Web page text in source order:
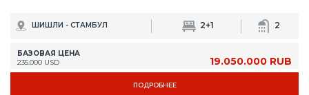
ШИШЛИ - СТАМБУЛ 2+1 2
БАЗОВАЯ ЦЕНА
235.000 USD
19.050.000 RUB
ПОДРОБНЕЕ